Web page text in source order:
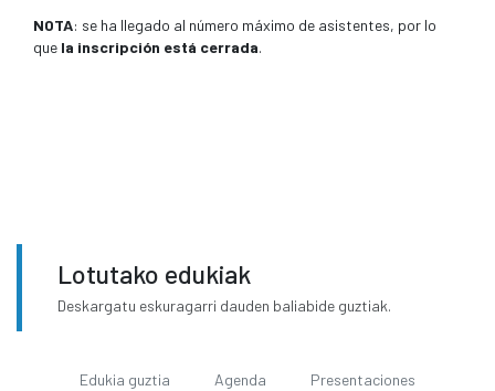
NOTA: se ha llegado al número máximo de asistentes, por lo
que la inscripción está cerrada.
Lotutako edukiak
Deskargatu eskuragarri dauden baliabide guztiak.
Edukia guztia Agenda Presentaciones